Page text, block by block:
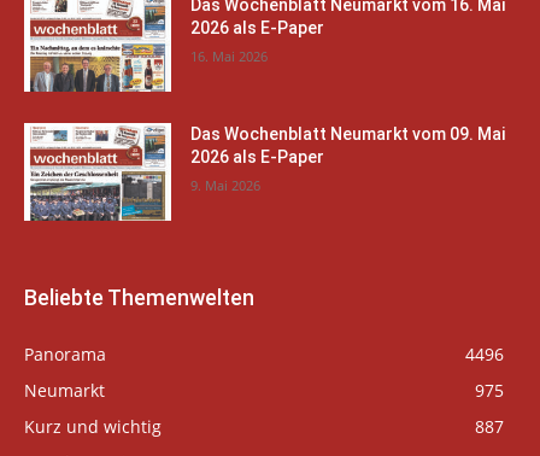
Das Wochenblatt Neumarkt vom 16. Mai
2026 als E-Paper
16. Mai 2026
Das Wochenblatt Neumarkt vom 09. Mai
2026 als E-Paper
9. Mai 2026
Beliebte Themenwelten
Panorama
4496
Neumarkt
975
Kurz und wichtig
887